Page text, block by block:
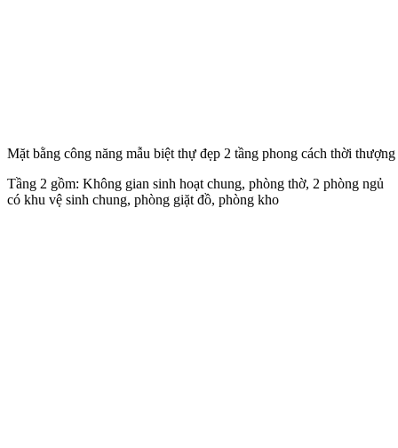
Mặt bằng công năng mẫu biệt thự đẹp 2 tầng phong cách thời
Tầng 2 gồm: Không gian sinh hoạt chung, phòng thờ, 2 phòng ngủ
có khu vệ sinh chung, phòng giặt đồ, phòng kho